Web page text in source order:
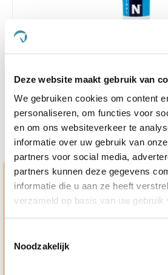
Deze website maakt gebruik van
We gebruiken cookies om content
personaliseren, om functies voor
en om ons websiteverkeer te
informatie over uw gebruik van
partners voor social media,
partners kunnen deze gegevens
informatie die u aan ze heeft
verzameld op basis van uw gebruik
Noodzakelijk
star
€ 21,95
Hulp en advies nodig?
Jouw paard gezond houden en
allemaal voor doen. Bij De
"ouderwetse" service. Wij helpen je